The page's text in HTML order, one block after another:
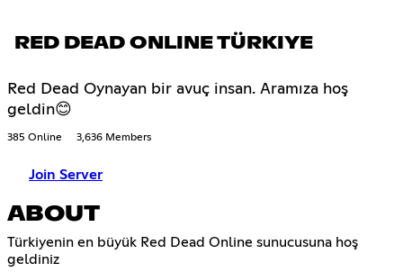
RED DEAD ONLINE TÜRKIYE
Red Dead Oynayan bir avuç insan. Aramıza hoş
geldin😊
385 Online 3,636 Members
Join Server
ABOUT
Türkiyenin en büyük Red Dead Online sunucusuna hoş
geldiniz